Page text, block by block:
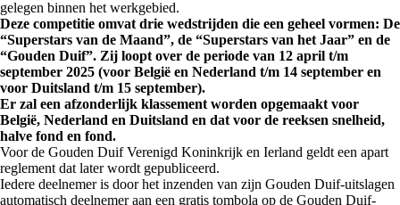
gelegen binnen het werkgebied.
Deze competitie omvat drie wedstrijden die een geheel vormen: De
“Superstars van de Maand”, de “Superstars van het Jaar” en de
“Gouden Duif”. Zij loopt over de periode van 12 april t/m
september 2025 (voor België en Nederland t/m 14 september en
voor Duitsland t/m 15 september).
Er zal een afzonderlijk klassement worden opgemaakt voor
België, Nederland en Duitsland en dat voor de reeksen snelheid,
halve fond en fond.
Voor de Gouden Duif Verenigd Koninkrijk en Ierland geldt een apart
reglement dat later wordt gepubliceerd.
Iedere deelnemer is door het inzenden van zijn Gouden Duif-uitslagen
automatisch deelnemer aan een gratis tombola op de Gouden Duif-